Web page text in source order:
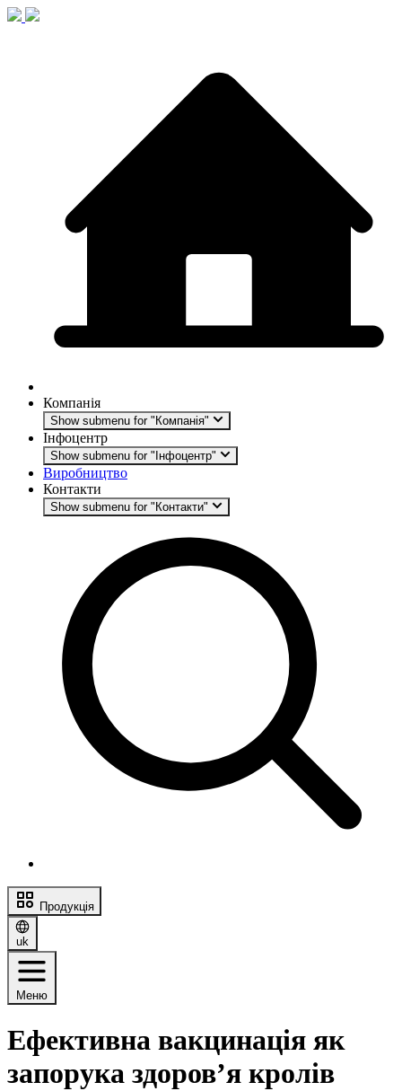
Компанія
Show submenu for "Компанія"
Інфоцентр
Show submenu for "Інфоцентр"
Виробництво
Контакти
Show submenu for "Контакти"
Продукція
uk
Меню
Ефективна вакцинація як
запорука здоров’я кролів